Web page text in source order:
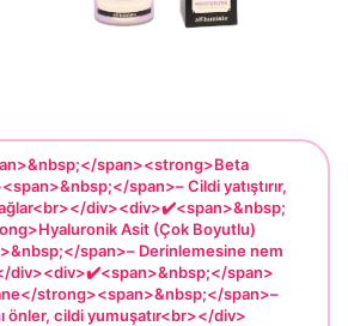
span><strong>Beta
span>– Cildi yatıştırır,
div><div>✔️<span>&nbsp;
Asit (Çok Boyutlu)
span>– Derinlemesine nem
div><div>✔️<span>&nbsp;</span>
strong><span>&nbsp;</span>–
önler, cildi yumuşatır<br></div>